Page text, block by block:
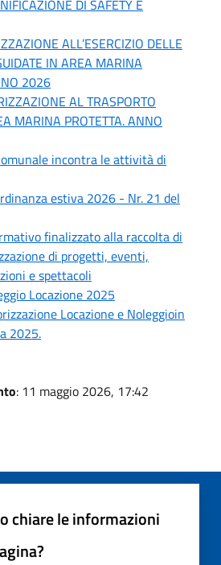
DI SAFETY E
ALL’ESERCIZIO DELLE
IN AREA MARINA
2026
AL TRASPORTO
MARINA PROTETTA. ANNO
incontra le attività di
estiva 2026 - Nr. 21 del
finalizzato alla raccolta di
di progetti, eventi,
e spettacoli
Locazione 2025
Locazione e Noleggioin
2025.
: 11 maggio 2026, 17:42
chiare le informazioni